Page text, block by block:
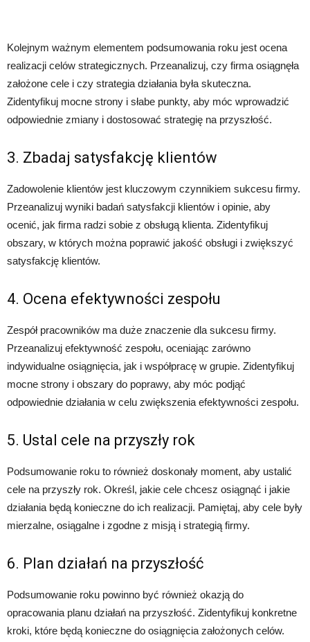
Kolejnym ważnym elementem podsumowania roku jest ocena
realizacji celów strategicznych. Przeanalizuj, czy firma osiągnęła
założone cele i czy strategia działania była skuteczna.
Zidentyfikuj mocne strony i słabe punkty, aby móc wprowadzić
odpowiednie zmiany i dostosować strategię na przyszłość.
3. Zbadaj satysfakcję klientów
Zadowolenie klientów jest kluczowym czynnikiem sukcesu firmy.
Przeanalizuj wyniki badań satysfakcji klientów i opinie, aby
ocenić, jak firma radzi sobie z obsługą klienta. Zidentyfikuj
obszary, w których można poprawić jakość obsługi i zwiększyć
satysfakcję klientów.
4. Ocena efektywności zespołu
Zespół pracowników ma duże znaczenie dla sukcesu firmy.
Przeanalizuj efektywność zespołu, oceniając zarówno
indywidualne osiągnięcia, jak i współpracę w grupie. Zidentyfikuj
mocne strony i obszary do poprawy, aby móc podjąć
odpowiednie działania w celu zwiększenia efektywności zespołu.
5. Ustal cele na przyszły rok
Podsumowanie roku to również doskonały moment, aby ustalić
cele na przyszły rok. Określ, jakie cele chcesz osiągnąć i jakie
działania będą konieczne do ich realizacji. Pamiętaj, aby cele były
mierzalne, osiągalne i zgodne z misją i strategią firmy.
6. Plan działań na przyszłość
Podsumowanie roku powinno być również okazją do
opracowania planu działań na przyszłość. Zidentyfikuj konkretne
kroki, które będą konieczne do osiągnięcia założonych celów.